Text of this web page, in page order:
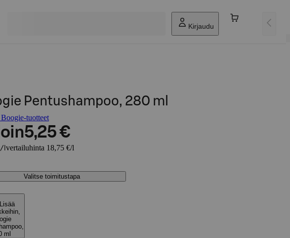
Kirjaudu
Pentushampoo, 280 ml
tuotteet
5,25 €
l vertailuhinta 18,75 €/l
Valitse toimitustapa
Lisää
ml